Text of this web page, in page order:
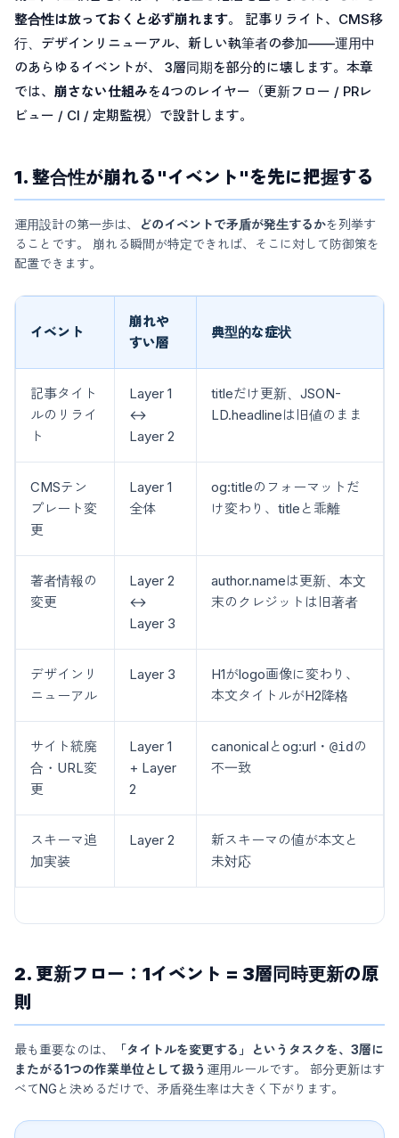
整合性は放っておくと必ず崩れます。 記事リライト、CMS移
行、デザインリニューアル、新しい執筆者の参加——運用中
のあらゆるイベントが、 3層同期を部分的に壊します。本章
では、 崩さない仕組みを4つのレイヤー（更新フロー / PRレ
ビュー / CI / 定期監視）で設計します。
1. 整合性が崩れる"イベント"を先に把握する
運用設計の第一歩は、 どのイベントで矛盾が発生するかを列挙す
ることです。 崩れる瞬間が特定できれば、そこに対して防御策を
配置できます。
イベント
崩れや
すい層
典型的な症状
記事タイト
ルのリライ
ト
Layer 1
↔
Layer 2
titleだけ更新、JSON-
LD.headlineは旧値のまま
CMSテン
プレート変
更
Layer 1
全体
og:titleのフォーマットだ
け変わり、titleと乖離
著者情報の
変更
Layer 2
↔
Layer 3
author.nameは更新、本文
末のクレジットは旧著者
デザインリ
ニューアル
Layer 3
H1がlogo画像に変わり、
本文タイトルがH2降格
サイト統廃
合・URL変
更
Layer 1
+ Layer
2
canonicalとog:url・ @idの
不一致
スキーマ追
加実装
Layer 2
新スキーマの値が本文と
未対応
2. 更新フロー：1イベント = 3層同時更新の原
則
最も重要なのは、
「タイトルを変更する」というタスクを、3層に
またがる1つの作業単位として扱う 運用ルールです。 部分更新はす
べてNGと決めるだけで、矛盾発生率は大きく下がります。